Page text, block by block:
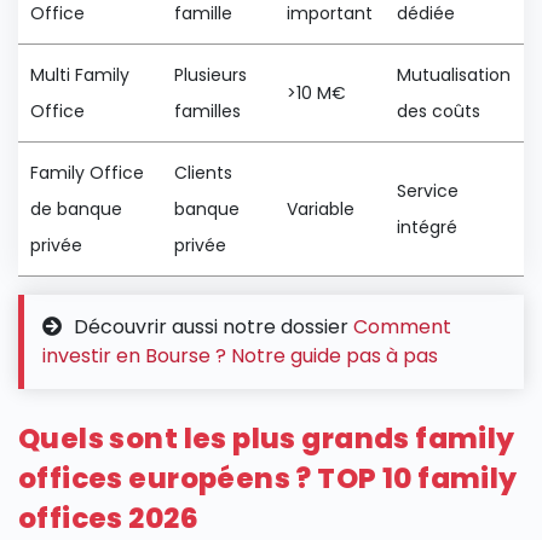
Office
famille
important
dédiée
Multi Family
Office
Plusieurs
familles
>10 M€
Mutualisation
des coûts
Family Office
de banque
privée
Clients
banque
privée
Variable
Service
intégré
Découvrir aussi notre dossierComment
investir en Bourse ? Notre guide pas à pas
Quels sont les plus grands family
offices européens ? TOP 10 family
offices 2026